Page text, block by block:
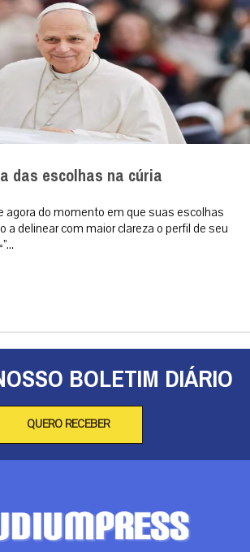
das escolhas na cúria
agora do momento em que suas escolhas
a delinear com maior clareza o perfil de seu
BOLETIM DIÁRIO
QUERO RECEBER